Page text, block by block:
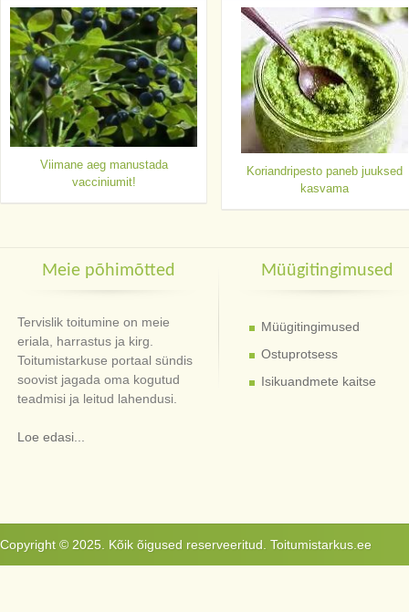
Viimane aeg manustada
vacciniumit!
Koriandripesto paneb juuksed
kasvama
Meie põhimõtted
Tervislik toitumine on meie
eriala, harrastus ja kirg.
Toitumistarkuse portaal sündis
soovist jagada oma kogutud
teadmisi ja leitud lahendusi.
Loe edasi...
Müügitingimused
Müügitingimused
Ostuprotsess
Isikuandmete kaitse
Copyright © 2025. Kõik õigused reserveeritud. Toitumistarkus.ee